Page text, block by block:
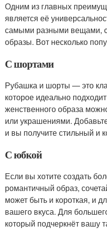
Одним из главных
является её
самыми разными вещами,
образы. Вот несколько
С шортами
Рубашка и шорты — это
которое идеально
женственного образа
или украшениями.
и вы получите стильный и
С юбкой
Если вы хотите создать
романтичный образ,
может быть и короткая, и
вашего вкуса. Для
который подчеркнёт вашу